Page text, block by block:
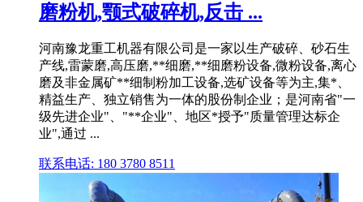
磨粉机,颚式破碎机,反击 ...
河南豫龙重工机器有限公司是一家以生产破碎、砂石生
产线,雷蒙磨,高压磨,**细磨,**细磨粉设备,微粉设备,离心
磨及非金属矿**细制粉加工设备,选矿设备等为主,集*、
精益生产、独立销售为一体的股份制企业；是河南省"一
级先进企业"、"**企业"、地区*授予"质量管理达标企
业",通过 ...
联系电话: 180 3780 8511